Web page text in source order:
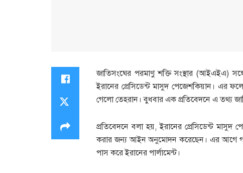
জাতিসংঘের পরমাণু শক্তি সংস্থার (আইএইএ)
ইরানের প্রেসিডেন্ট মাসুদ পেজেশকিয়ান। এর
গেলো তেহরান। বুধবার এক প্রতিবেদনে এ তথ্য
প্রতিবেদনে বলা হয়, ইরানের প্রেসিডেন্ট মাসুদ
করার জন্য আইন অনুমোদন করেছেন। এর আগে
পাস করে ইরানের পার্লামেন্ট।